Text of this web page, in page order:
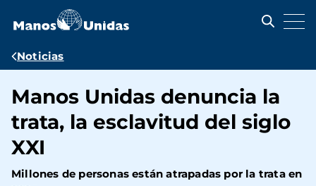
contenido
Ruta
navegación
Noticias
Manos Unidas denuncia la
trata, la esclavitud del siglo
XXI
Millones de personas están atrapadas por la trata en